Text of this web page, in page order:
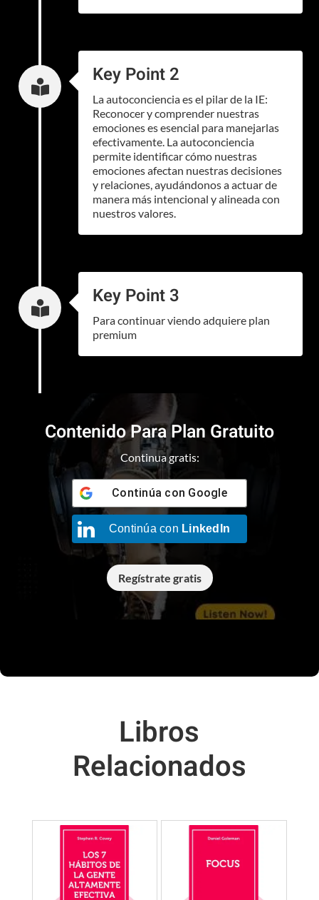
 Key Point 2
La autoconciencia es el pilar de la IE:
Reconocer y comprender nuestras
emociones es esencial para manejarlas
efectivamente. La autoconciencia
permite identificar cómo nuestras
emociones afectan nuestras decisiones
y relaciones, ayudándonos a actuar de
manera más intencional y alineada con
nuestros valores.
 Key Point 3
Para continuar viendo adquiere plan
premium
Contenido Para Plan Gratuito
Continua gratis:
Continúa con Google
Continúa con LinkedIn
Regístrate gratis
Libros
Relacionados